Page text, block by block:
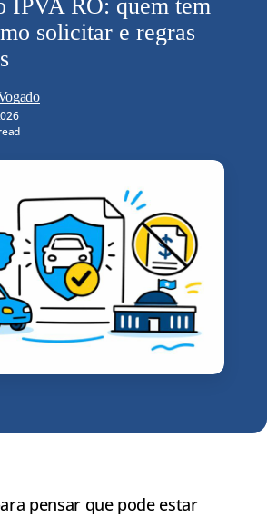
IPVA RO: quem tem
solicitar e regras
pensar que pode estar